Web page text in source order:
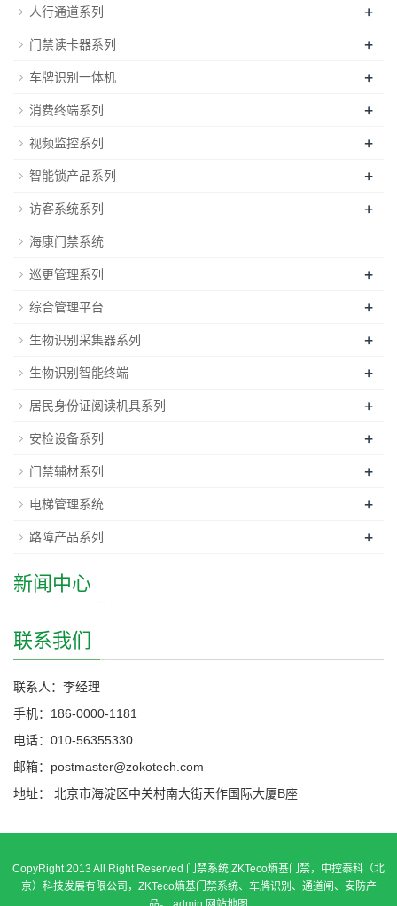
人行通道系列 +
门禁读卡器系列 +
车牌识别一体机 +
消费终端系列 +
视频监控系列 +
智能锁产品系列 +
访客系统系列 +
海康门禁系统
巡更管理系列 +
综合管理平台 +
生物识别采集器系列 +
生物识别智能终端 +
居民身份证阅读机具系列 +
安检设备系列 +
门禁辅材系列 +
电梯管理系统 +
路障产品系列 +
新闻中心
联系我们
联系人：李经理
手机：186-0000-1181
电话：010-56355330
邮箱：postmaster@zokotech.com
地址： 北京市海淀区中关村南大街天作国际大厦B座
CopyRight 2013 All Right Reserved 门禁系统|ZKTeco熵基门禁，中控泰科（北
京）科技发展有限公司，ZKTeco熵基门禁系统、车牌识别、通道闸、安防产